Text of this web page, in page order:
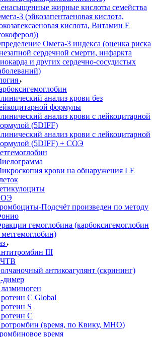
жирные кислоты семейства
3 (эйкозапентаеновая кислота,
кислота, Витамин E
Омега-3 индекса (оценка риска
сердечной смерти, инфаркта
и других сердечно-сосудистых
анализ крови без
формулы
анализ крови с лейкоцитарной
(5DIFF)
анализ крови с лейкоцитарной
(5DIFF) + СОЭ
крови на обнаружения LE
Подсчёт произведен по методу
гемоглобина (карбоксигемоглобин
III
антикоагулянт (скрининг)
димер
C Global
S
С
(время, по Квику, МНО)
время